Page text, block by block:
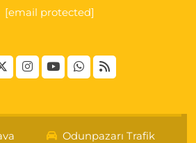
[email protected]
Odunpazarı Trafik